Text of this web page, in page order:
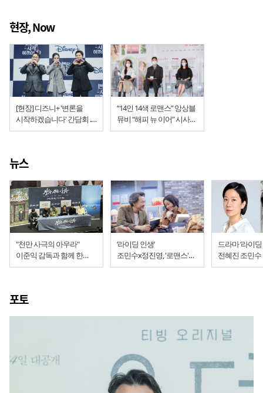
현장, Now
[현장] 디즈니+ '변론을
시작하겠습니다' 간담회 ...
"제대로 된 변호사, 제대로
“14인 14색 로맨스” 앙상블
뮤비 “해피 뉴 이어” 시사회
현장
뉴스
"천만 사극의 아우라"
이준익 감독과 함께 한
장항준 감독 '왕과 사는
‘라이딩 인생’
조민수x정진영, '로맨스'
라이딩
드라마 ‘라이딩
전혜진 조민
전석호 캐스팅.. ‘악의
포토